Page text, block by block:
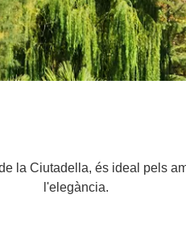
la Ciutadella, és ideal pels
l'elegància.